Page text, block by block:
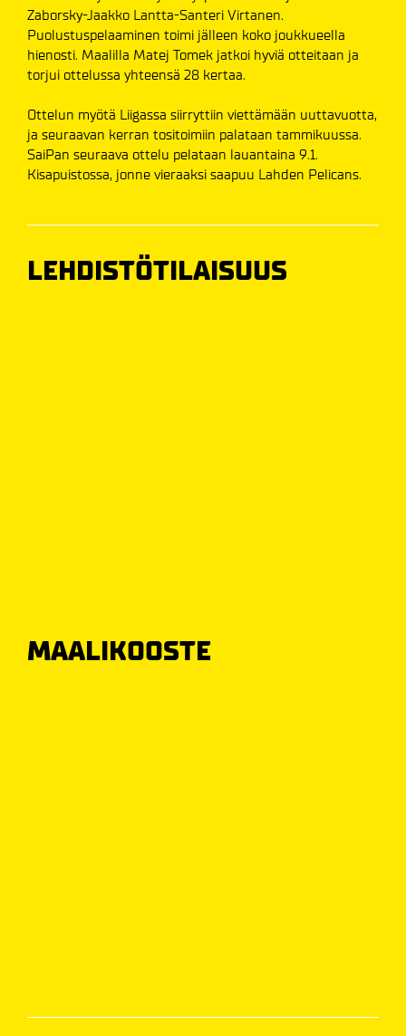
Zaborsky-Jaakko Lantta-Santeri Virtanen.
Puolustuspelaaminen toimi jälleen koko joukkueella
hienosti. Maalilla Matej Tomek jatkoi hyviä otteitaan ja
torjui ottelussa yhteensä 28 kertaa.
Ottelun myötä Liigassa siirryttiin viettämään uuttavuotta,
ja seuraavan kerran tositoimiin palataan tammikuussa.
SaiPan seuraava ottelu pelataan lauantaina 9.1.
Kisapuistossa, jonne vieraaksi saapuu Lahden Pelicans.
LEHDISTÖTILAISUUS
MAALIKOOSTE